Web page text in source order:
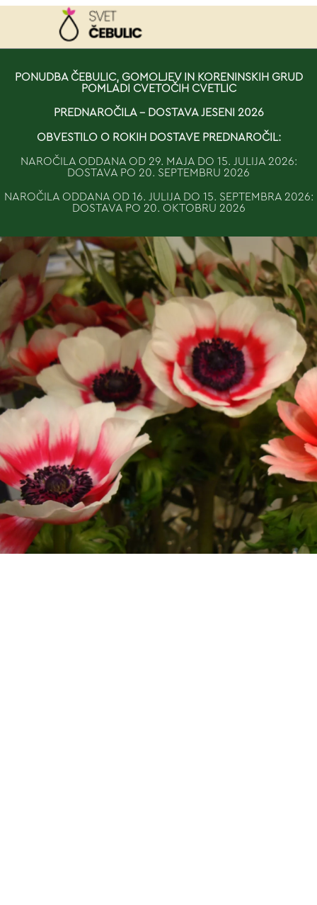
VAŠA KOŠARICA JE
PONUDBA ČEBULIC, GOMOLJEV IN KORENINSKIH GRUD
POMLADI CVETOČIH CVETLIC
PREDNAROČILA - DOSTAVA JESENI 2026
OBVESTILO O ROKIH DOSTAVE PREDNAROČIL:
NAROČILA ODDANA OD 29. MAJA DO 15. JULIJA 2026:
DOSTAVA PO 20. SEPTEMBRU 2026
NAROČILA ODDANA OD 16. JULIJA DO 15. SEPTEMBRA 2026:
DOSTAVA PO 20. OKTOBRU 2026